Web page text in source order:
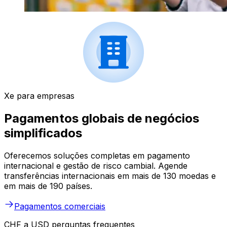
Xe para empresas
Pagamentos globais de negócios
simplificados
Oferecemos soluções completas em pagamento
internacional e gestão de risco cambial. Agende
transferências internacionais em mais de 130 moedas e
em mais de 190 países.
Pagamentos comerciais
CHF a USD perguntas frequentes